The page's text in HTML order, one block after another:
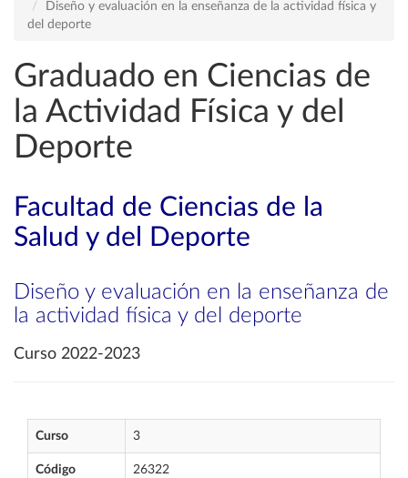
Diseño y evaluación en la enseñanza de la actividad física y
del deporte
Graduado en Ciencias de
la Actividad Física y del
Deporte
Facultad de Ciencias de la
Salud y del Deporte
Diseño y evaluación en la enseñanza de
la actividad física y del deporte
Curso 2022-2023
Curso 3
Código 26322